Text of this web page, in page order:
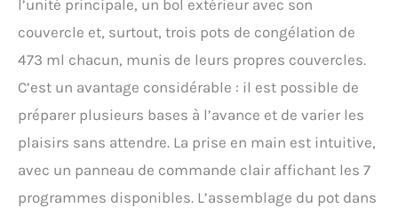
l’unité principale, un bol extérieur avec son
couvercle et, surtout, trois pots de congélation de
473 ml chacun, munis de leurs propres couvercles.
C’est un avantage considérable : il est possible de
préparer plusieurs bases à l’avance et de varier les
plaisirs sans attendre. La prise en main est intuitive,
avec un panneau de commande clair affichant les 7
programmes disponibles. L’assemblage du pot dans